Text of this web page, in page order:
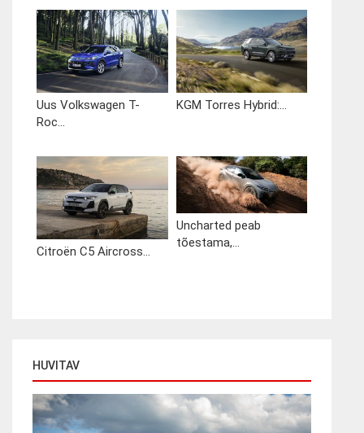
Uus Volkswagen T-
Roc...
KGM Torres Hybrid:...
Citroën C5 Aircross...
Uncharted peab
tõestama,...
HUVITAV